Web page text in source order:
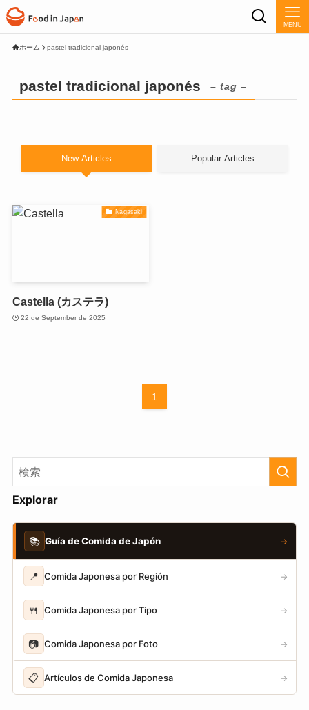
MENU
ホーム pastel tradicional japonés
pastel tradicional japonés – tag –
New Articles Popular Articles
Nagasaki
Castella (カステラ)
22 de September de 2025
1
Explorar
📚 Guía de Comida de Japón →
📍 Comida Japonesa por Región →
🍴 Comida Japonesa por Tipo →
📷 Comida Japonesa por Foto →
📋 Artículos de Comida Japonesa →